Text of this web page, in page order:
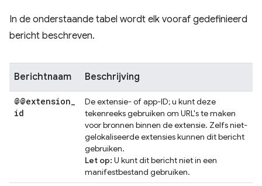
In de onderstaande tabel wordt elk vooraf gedefinieerd
bericht beschreven.
Berichtnaam Beschrijving
@@extension
id
De extensie- of app-ID; u kunt deze
tekenreeks gebruiken om URL's te maken
voor bronnen binnen de extensie. Zelfs niet-
gelokaliseerde extensies kunnen dit bericht
gebruiken.
Let op: U kunt dit bericht niet in een
manifestbestand gebruiken.